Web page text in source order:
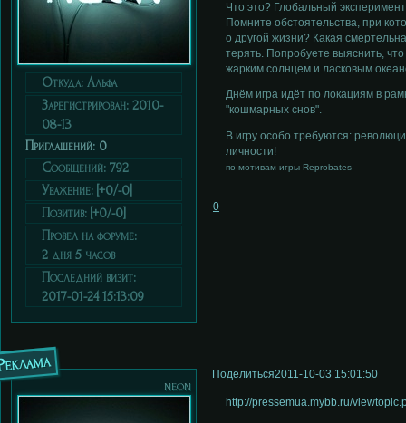
Откуда: Альфа
Зарегистрирован: 2010-
08-13
Приглашений: 0
Сообщений: 792
Уважение: [+0/-0]
Позитив: [+0/-0]
Провел на форуме:
2 дня 5 часов
Последний визит:
2017-01-24 15:13:09
Что это? Глобальный
Помните обстоятельства, при
о другой жизни? Какая
терять. Попробуете выяснить,
жарким солнцем и ласковым
Днём игра идёт по локациям в
"кошмарных снов".
В игру особо требуются:
личности!
по мотивам игры Reprobates
0
Поделиться2011-10-03 15:01:50
neon
http://pressemua.mybb.ru/